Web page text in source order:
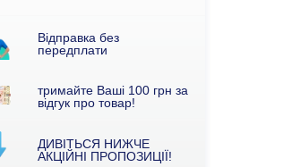
Відправка без
передплати
тримайте Ваші 100 грн за
відгук про товар!
ДИВІТЬСЯ НИЖЧЕ
АКЦІЙНІ ПРОПОЗИЦІЇ!